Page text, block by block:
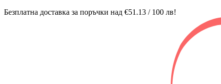
Безплатна доставка за поръчки над €51.13 / 100 лв!